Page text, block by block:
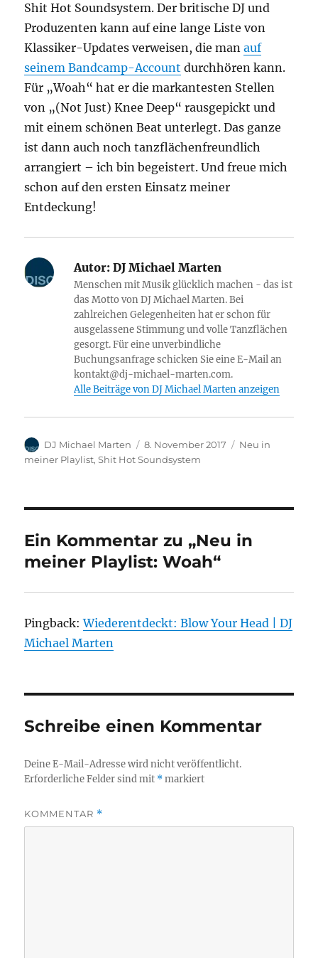
Shit Hot Soundsystem. Der britische DJ und
Produzenten kann auf eine lange Liste von
Klassiker-Updates verweisen, die manauf
seinem Bandcamp-Account durchhören kann.
Für „Woah“ hat er die markantesten Stellen
von „(Not Just) Knee Deep“ rausgepickt und
mit einem schönen Beat unterlegt. Das ganze
ist dann auch noch tanzflächenfreundlich
arrangiert – ich bin begeistert. Und freue mich
schon auf den ersten Einsatz meiner
Entdeckung!
Autor: DJ Michael Marten
Menschen mit Musik glücklich machen - das ist
das Motto von DJ Michael Marten. Bei
zahlreichen Gelegenheiten hat er schon für
ausgelassene Stimmung und volle Tanzflächen
gesorgt. Für eine unverbindliche
Buchungsanfrage schicken Sie eine E-Mail an
kontakt@dj-michael-marten.com.
Alle Beiträge von DJ Michael Marten anzeigen
Autor
DJ Michael Marten
Veröffentlicht
am
8. November 2017 Kategorien
Neu in
meiner Playlist,Shit Hot Soundsystem
Ein Kommentar zu „Neu in
meiner Playlist: Woah“
Pingback:Wiederentdeckt: Blow Your Head | DJ
Michael Marten
Schreibe einen Kommentar
Deine E-Mail-Adresse wird nicht veröffentlicht.
Erforderliche Felder sind mit *markiert
KOMMENTAR *